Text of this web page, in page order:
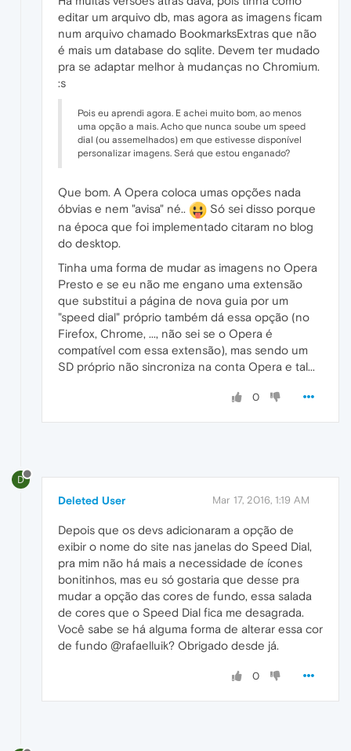
editar um arquivo db, mas agora as imagens ficam
num arquivo chamado BookmarksExtras que não
é mais um database do sqlite. Devem ter mudado
pra se adaptar melhor à mudanças no Chromium.
:s
Pois eu aprendi agora. E achei muito bom, ao menos
uma opção a mais. Acho que nunca soube um speed
dial (ou assemelhados) em que estivesse disponível
personalizar imagens. Será que estou enganado?
Que bom. A Opera coloca umas opções nada
óbvias e nem "avisa" né..
Só sei disso porque
na época que foi implementado citaram no blog
do desktop.
Tinha uma forma de mudar as imagens no Opera
Presto e se eu não me engano uma extensão
que substitui a página de nova guia por um
"speed dial" próprio também dá essa opção (no
Firefox, Chrome, ..., não sei se o Opera é
compatível com essa extensão), mas sendo um
SD próprio não sincroniza na conta Opera e tal...
0
D
Deleted User Mar 17, 2016, 1:19 AM
Depois que os devs adicionaram a opção de
exibir o nome do site nas janelas do Speed Dial,
pra mim não há mais a necessidade de ícones
bonitinhos, mas eu só gostaria que desse pra
mudar a opção das cores de fundo, essa salada
de cores que o Speed Dial fica me desagrada.
Você sabe se há alguma forma de alterar essa cor
de fundo @rafaelluik? Obrigado desde já.
0